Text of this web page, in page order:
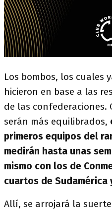
Los bombos, los cuales
hicieron en base a las
de las
serán más equilibrados,
primeros equipos del
medirán hasta unas
mismo con los de
cuartos de Sudamérica
Allí, se arrojará la